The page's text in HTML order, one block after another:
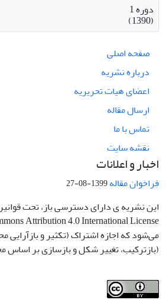
دوره 1
(1390)
صفحه اصلی
درباره نشریه
اعضای هیات تحریریه
ارسال مقاله
تماس با ما
نقشه سایت
اخبار و اعلانات
فراخوان مقاله1399-08-27
این نشریه ی دارای دسترسی باز، تحت
می‌شود که اجازه اشتراک (تکثیر و بازآرایی
(بازترکیب، تغییر شکل و بازسازی بر اساس